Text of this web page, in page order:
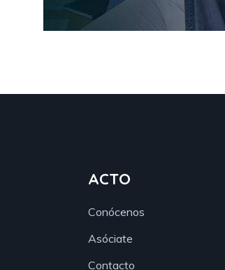
ACTO
Conócenos
Asóciate
Contacto